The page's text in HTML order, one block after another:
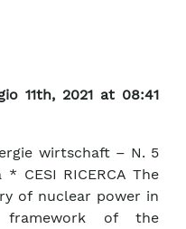
11th, 2021 at 08:41
wirtschaft – N. 5
CESI RICERCA The
of nuclear power in
of the